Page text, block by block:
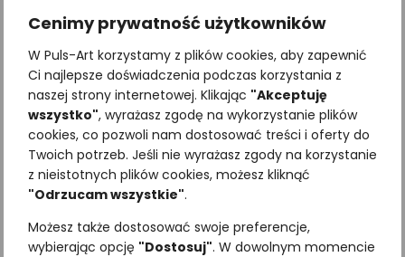
Cenimy prywatność użytkowników
W Puls-Art korzystamy z plików cookies, aby zapewnić
Ci najlepsze doświadczenia podczas korzystania z
naszej strony internetowej. Klikając "Akceptuję
wszystko", wyrażasz zgodę na wykorzystanie plików
cookies, co pozwoli nam dostosować treści i oferty do
Twoich potrzeb. Jeśli nie wyrażasz zgody na korzystanie
z nieistotnych plików cookies, możesz kliknąć
"Odrzucam wszystkie".
Możesz także dostosować swoje preferencje,
wybierając opcję "Dostosuj". W dowolnym momencie
110,00
Dodaj do koszyka
110,00zł z VAT
Dodaj do koszyka